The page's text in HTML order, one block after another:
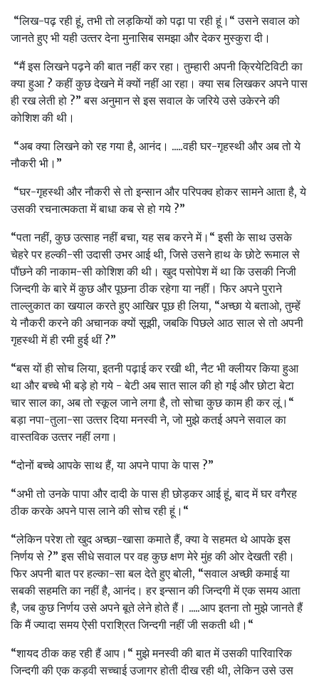
“लिख-पढ़ रही हूं, तभी तो ल‍ड़कियों को पढ़ा पा रही हूं।“ उसने सवाल को
जानते हुए भी यही उत्‍तर देना मुनासिब समझा और देकर मुस्‍कुरा दी।
“मैं इस लिखने पढ़ने की बात नहीं कर रहा। तुम्‍हारी अपनी क्रियेटिविटी का
क्‍या हुआ ? कहीं कुछ देखने में क्‍यों नहीं आ रहा। क्‍या सब लिखकर अपने पास
ही रख लेती हो ?” बस अनुमान से इस सवाल के जरिये उसे उकेरने की
कोशिश की थी।
“अब क्‍या लिखने को रह गया है, आनंद। .....वही घर-गृहस्‍थी और अब तो ये
नौकरी भी।”
“घर-गृहस्‍थी और नौकरी से तो इन्‍सान और परिपक्‍व होकर सामने आता है, ये
उसकी रचनात्‍मकता में बाधा कब से हो गये ?”
“पता नहीं, कुछ उत्‍साह नहीं बचा, यह सब करने में।“ इसी के साथ उसके
चेहरे पर हल्‍की-सी उदासी उभर आई थी, जिसे उसने हाथ के छोटे रूमाल से
पौंछने की नाकाम-सी कोशिश की थी। खुद पसोपेश में था कि उसकी निजी
जिन्‍दगी के बारे में कुछ और पूछना ठीक रहेगा या नहीं। फिर अपने पुराने
ताल्‍लुकात का खयाल करते हुए आखिर पूछ ही लिया, “अच्‍छा ये बताओ, तुम्‍हें
ये नौकरी करने की अचानक क्‍यों सूझी, जबकि पिछले आठ साल से तो अपनी
गृहस्‍थी में ही रमी हुई थीं ?”
“बस यों ही सोच लिया, इतनी पढ़ाई कर रखी थी, नैट भी क्‍लीयर किया हुआ
था और बच्‍चे भी बड़े हो गये - बेटी अब सात साल की हो गई और छोटा बेटा
चार साल का, अब तो स्‍कूल जाने लगा है, तो सोचा कुछ काम ही कर लूं।“
बड़ा नपा-तुला-सा उत्‍तर दिया मनस्‍वी ने, जो मुझे कतई अपने सवाल का
वास्‍तविक उत्‍तर नहीं लगा।
“दोनों बच्‍चे आपके साथ हैं, या अपने पापा के पास ?”
“अभी तो उनके पापा और दादी के पास ही छोड़कर आई हूं, बाद में घर वगैरह
ठीक करके अपने पास लाने की सोच रही हूं।“
“लेकिन परेश तो खुद अच्‍छा-खासा कमाते हैं, क्‍या वे सहमत थे आपके इस
निर्णय से ?” इस सीधे सवाल पर वह कुछ क्षण मेरे मुंह की ओर देखती रही।
फिर अपनी बात पर हल्‍का-सा बल देते हुए बोली, “सवाल अच्‍छी कमाई या
सबकी सहमति का नहीं है, आनंद। हर इन्‍सान की जिन्‍दगी में एक समय आता
है, जब कुछ निर्णय उसे अपने बूते लेने होते हैं। .....आप इतना तो मुझे जानते हैं
कि मैं ज्‍यादा समय ऐसी पराश्रित जिन्‍दगी नहीं जी सकती थी।“
“शायद ठीक कह रही हैं आप।“ मुझे मनस्‍वी की बात में उसकी पारिवारिक
जिन्‍दगी की एक कड़वी सच्‍चाई उजागर होती दीख रही थी, लेकिन उसे उस